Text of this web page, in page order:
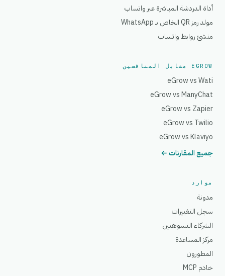
أداة الدردشة المباشرة عبر واتساب
مولد رمز QR الخاص بـ WhatsApp
منشئ روابط واتساب
EGROW مقابل المنافسين
eGrow vs Wati
eGrow vs ManyChat
eGrow vs Zapier
eGrow vs Twilio
eGrow vs Klaviyo
جميع المقارنات ←
موارد
مدونة
سجل التغييرات
الشركاء التسويقيين
مركز المساعدة
المطورون
خادم MCP